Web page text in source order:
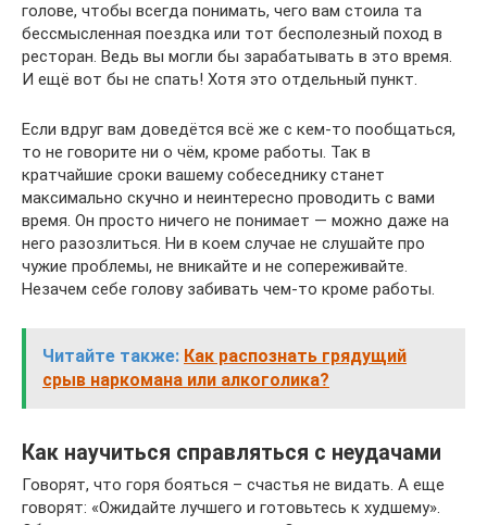
голове, чтобы всегда понимать, чего вам стоила та
бессмысленная поездка или тот бесполезный поход в
ресторан. Ведь вы могли бы зарабатывать в это время.
И ещё вот бы не спать! Хотя это отдельный пункт.
Если вдруг вам доведётся всё же с кем‑то пообщаться,
то не говорите ни о чём, кроме работы. Так в
кратчайшие сроки вашему собеседнику станет
максимально скучно и неинтересно проводить с вами
время. Он просто ничего не понимает — можно даже на
него разозлиться. Ни в коем случае не слушайте про
чужие проблемы, не вникайте и не сопереживайте.
Незачем себе голову забивать чем‑то кроме работы.
Читайте также: Как распознать грядущий
срыв наркомана или алкоголика?
Как научиться справляться с неудачами
Говорят, что горя бояться – счастья не видать. А еще
говорят: «Ожидайте лучшего и готовьтесь к худшему».